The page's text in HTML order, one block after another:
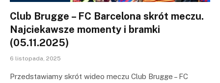
Club Brugge – FC Barcelona skrót meczu.
Najciekawsze momenty i bramki
(05.11.2025)
6 listopada, 2025
Przedstawiamy skrót wideo meczu Club Brugge – FC